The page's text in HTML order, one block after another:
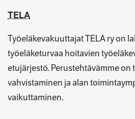
TELA
Työeläkevakuuttajat TELA ry on
työeläketurvaa hoitavien
etujärjestö. Perustehtävämme on
vahvistaminen ja alan
vaikuttaminen.